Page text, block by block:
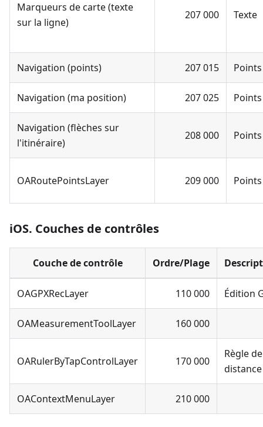
Marqueurs de carte (texte
sur la ligne)
207 000 Texte
Navigation (points) 207 015 Points
Navigation (ma position) 207 025 Points
Navigation (flèches sur
l'itinéraire)
208 000 Points
OARoutePointsLayer 209 000 Points
iOS. Couches de contrôles
Couche de contrôle Ordre/Plage
OAGPXRecLayer 110 000 Édition
OAMeasurementToolLayer 160 000
OARulerByTapControlLayer 170 000
Règle de
distance
OAContextMenuLayer 210 000